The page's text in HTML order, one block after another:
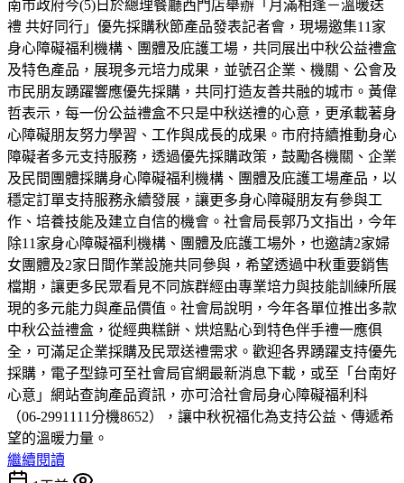
南市政府今(5)日於總理餐廳西門店舉辦「月滿相逢－溫暖送
禮 共好同行」優先採購秋節產品發表記者會，現場邀集11家
身心障礙福利機構、團體及庇護工場，共同展出中秋公益禮盒
及特色產品，展現多元培力成果，並號召企業、機關、公會及
市民朋友踴躍響應優先採購，共同打造友善共融的城市。黃偉
哲表示，每一份公益禮盒不只是中秋送禮的心意，更承載著身
心障礙朋友努力學習、工作與成長的成果。市府持續推動身心
障礙者多元支持服務，透過優先採購政策，鼓勵各機關、企業
及民間團體採購身心障礙福利機構、團體及庇護工場產品，以
穩定訂單支持服務永續發展，讓更多身心障礙朋友有參與工
作、培養技能及建立自信的機會。社會局長郭乃文指出，今年
除11家身心障礙福利機構、團體及庇護工場外，也邀請2家婦
女團體及2家日間作業設施共同參與，希望透過中秋重要銷售
檔期，讓更多民眾看見不同族群經由專業培力與技能訓練所展
現的多元能力與產品價值。社會局說明，今年各單位推出多款
中秋公益禮盒，從經典糕餅、烘焙點心到特色伴手禮一應俱
全，可滿足企業採購及民眾送禮需求。歡迎各界踴躍支持優先
採購，電子型錄可至社會局官網最新消息下載，或至「台南好
心意」網站查詢產品資訊，亦可洽社會局身心障礙福利科
（06-2991111分機8652），讓中秋祝福化為支持公益、傳遞希
望的溫暖力量。
繼續閱讀